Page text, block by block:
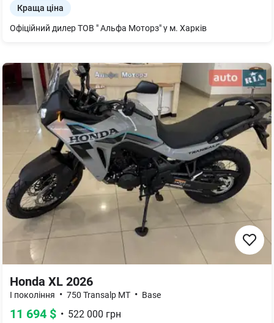
Краща ціна
Офіційний дилер ТОВ " Альфа Моторз" у м. Харків
Honda XL 2026
I покоління • 750 Transalp MT • Base
11 694 $ • 522 000 грн